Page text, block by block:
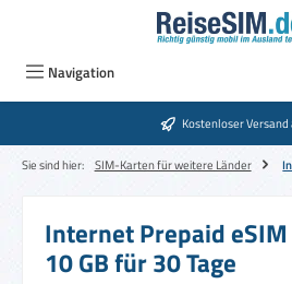
Zum Hauptinhalt springen
Navigation
Kostenloser Versand
Sie sind hier: SIM-Karten für weitere Länder
Internet Prepaid
10 GB für 30 Tage